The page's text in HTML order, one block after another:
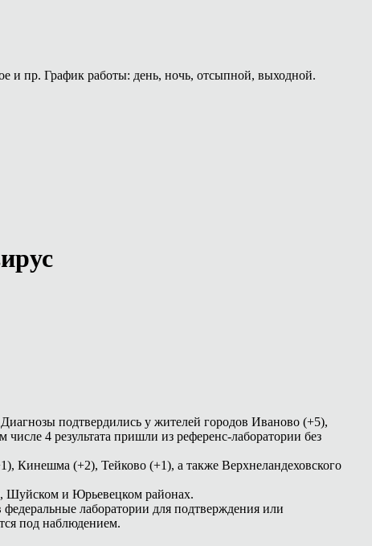
и пр. График работы: день, ночь, отсыпной, выходной.
подтвердились у жителей городов Иваново (+5),
4 результата пришли из референс-лаборатории без
Кинешма (+2), Тейково (+1), а также Верхнеландеховского
Шуйском и Юрьевецком районах.
лаборатории для подтверждения или
под наблюдением.